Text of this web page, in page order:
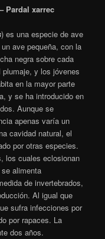
Pardal xarrec
) es una especie de ave
ave pequeña, con la
negra sobre cada
y los jóvenes
en la mayor parte
y se ha introducido en
Aunque se
apenas varía un
cavidad natural, el
por otras especies.
los cuales eclosionan
alimenta
de invertebrados,
Al igual que
sufra infecciones por
por rapaces. La
dos años.